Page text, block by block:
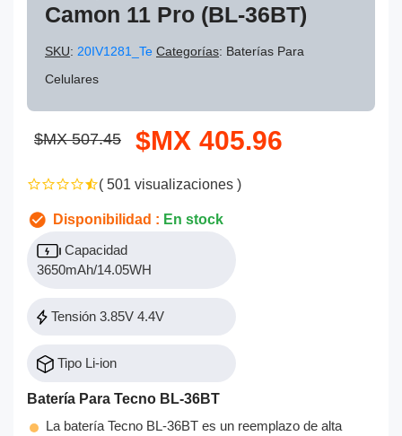
Camon 11 Pro (BL-36BT)
SKU: 20IV1281_Te Categorías: Baterías Para
Celulares
$MX 507.45 $MX 405.96
( 501 visualizaciones )
Disponibilidad : En stock
Capacidad
3650mAh/14.05WH
Tensión 3.85V 4.4V
Tipo Li-ion
Batería Para Tecno BL-36BT
La batería Tecno BL-36BT es un reemplazo de alta